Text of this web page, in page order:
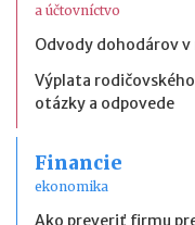
a účtovníctvo
Odvody dohodárov
Výplata
otázky a odpovede
Financie
ekonomika
Ako preveriť firmu